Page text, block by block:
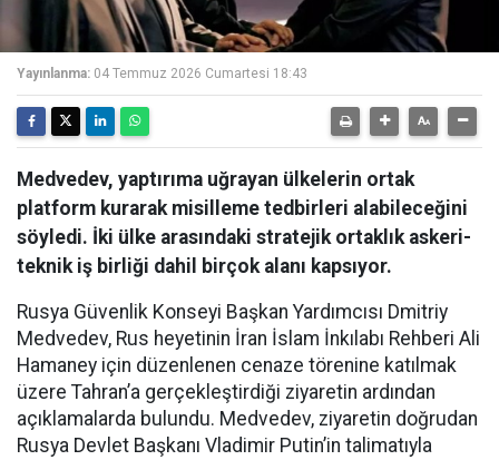
Yayınlanma: 04 Temmuz 2026 Cumartesi 18:43
Medvedev, yaptırıma uğrayan ülkelerin ortak
platform kurarak misilleme tedbirleri alabileceğini
söyledi. İki ülke arasındaki stratejik ortaklık askeri-
teknik iş birliği dahil birçok alanı kapsıyor.
Rusya Güvenlik Konseyi Başkan Yardımcısı Dmitriy
Medvedev, Rus heyetinin İran İslam İnkılabı Rehberi Ali
Hamaney için düzenlenen cenaze törenine katılmak
üzere Tahran’a gerçekleştirdiği ziyaretin ardından
açıklamalarda bulundu. Medvedev, ziyaretin doğrudan
Rusya Devlet Başkanı Vladimir Putin’in talimatıyla